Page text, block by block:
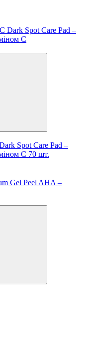
Spot Care Pad –
С 70 шт.